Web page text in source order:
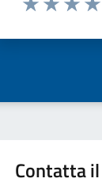
Contatta